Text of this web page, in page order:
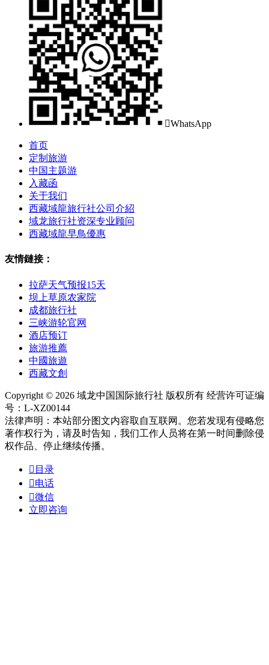
WhatsApp
首页
定制旅游
中国主题游
入藏函
关于我们
西藏域龍旅行社公司介紹
域龙旅行社资深专业顾问
西藏域龍早鳥優惠
友情鏈接：
拉萨天气预报15天
坝上草原农家院
成都旅行社
三峡游轮官网
酒店预订
旅游推薦
中國旅遊
西藏文創
Copyright © 2026 域龙中国国际旅行社 版权所有 经营许可证编
号：L-XZ00144
法律声明：本站部分图文内容取自互联网。您若发现有侵略您
著作权行为，请及时告知，我们工作人员将在第一时间删除侵
权作品、停止继续传播。
 目录
电话
微信
立即咨询